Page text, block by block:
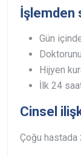
İşlemden
Gün
Hijyen
İlk 24
Cinsel
Çoğu hastada